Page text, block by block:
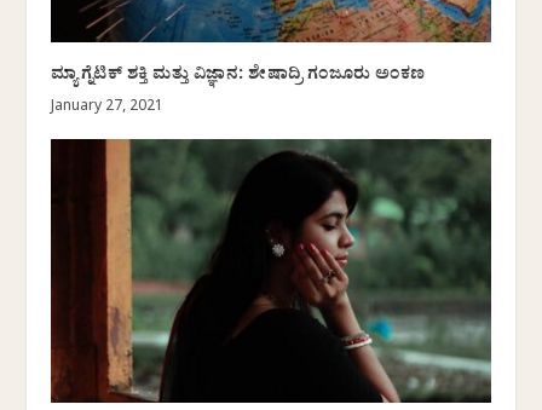
ಮ್ಯಾಗ್ನೆಟಿಕ್‌ ಶಕ್ತಿ ಮತ್ತು ವಿಜ್ಞಾನ: ಶೇಷಾದ್ರಿ ಗಂಜೂರು ಅಂಕಣ
January 27, 2021